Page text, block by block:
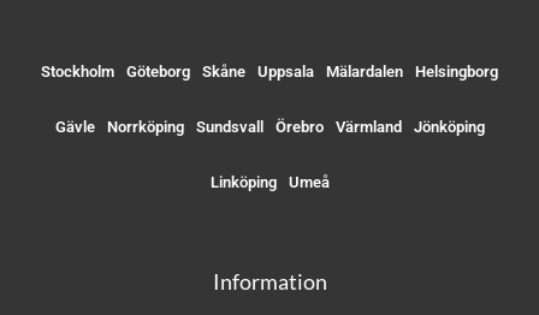
Stockholm Göteborg Skåne Uppsala Mälardalen Helsingborg
Gävle Norrköping Sundsvall Örebro Värmland Jönköping
Linköping Umeå
Information